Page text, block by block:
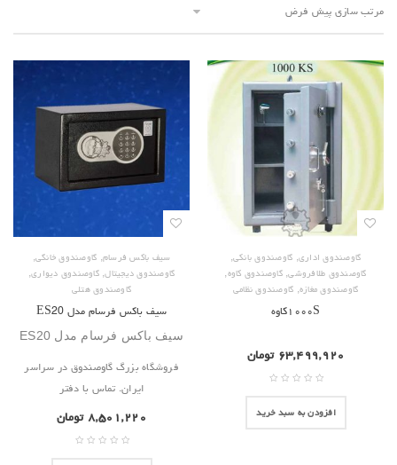
مرتب سازی پیش فرض
گاوصندوق اداری, گاوصندوق بانکی,
گاوصندوق طلافروشی,گاوصندوق کاوه,
گاوصندوق مغازه, گاوصندوق نظامی
۱۰۰۰Sکاوه
۶۳,۴۹۹,۹۲۰ تومان
افزودن به سبد خرید
سیف باکس فرسام, گاوصندوق خانگی,
گاوصندوق دیجیتال,گاوصندوق دیواری,
گاوصندوق هتلی
سیف باکس فرسام مدل ES20
سیف باکس فرسام مدل ES20
فروشگاه بزرگ گاوصندوق در سراسر
ایران. تماس با دفتر
۸,۵۰۱,۲۲۰تومان